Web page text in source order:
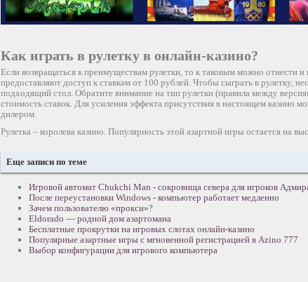
Как играть в рулетку в онлайн-казино?
Если возвращаться к преимуществам рулетки, то к таковым можно отнести и
предоставляют доступ к ставкам от 100 рублей. Чтобы сыграть в рулетку,
подходящий стол. Обратите внимание на тип рулетки (правила между
стоимость ставок. Для усиления эффекта присутствия в настоящем казино
дилером.
Рулетка – королева казино. Популярность этой азартной игры остается на
Еще записи по теме
Игровой автомат Chukchi Man - сокровища севера для игроков
После переустановки Windows - компьютер работает медленно
Зачем пользователю «прокси»?
Eldorado — родной дом азартомана
Бесплатные прокрутки на игровых слотах онлайн-казино
Популярные азартные игры с мгновенной регистрацией в Azino 777
Выбор конфигурации для игрового компьютера